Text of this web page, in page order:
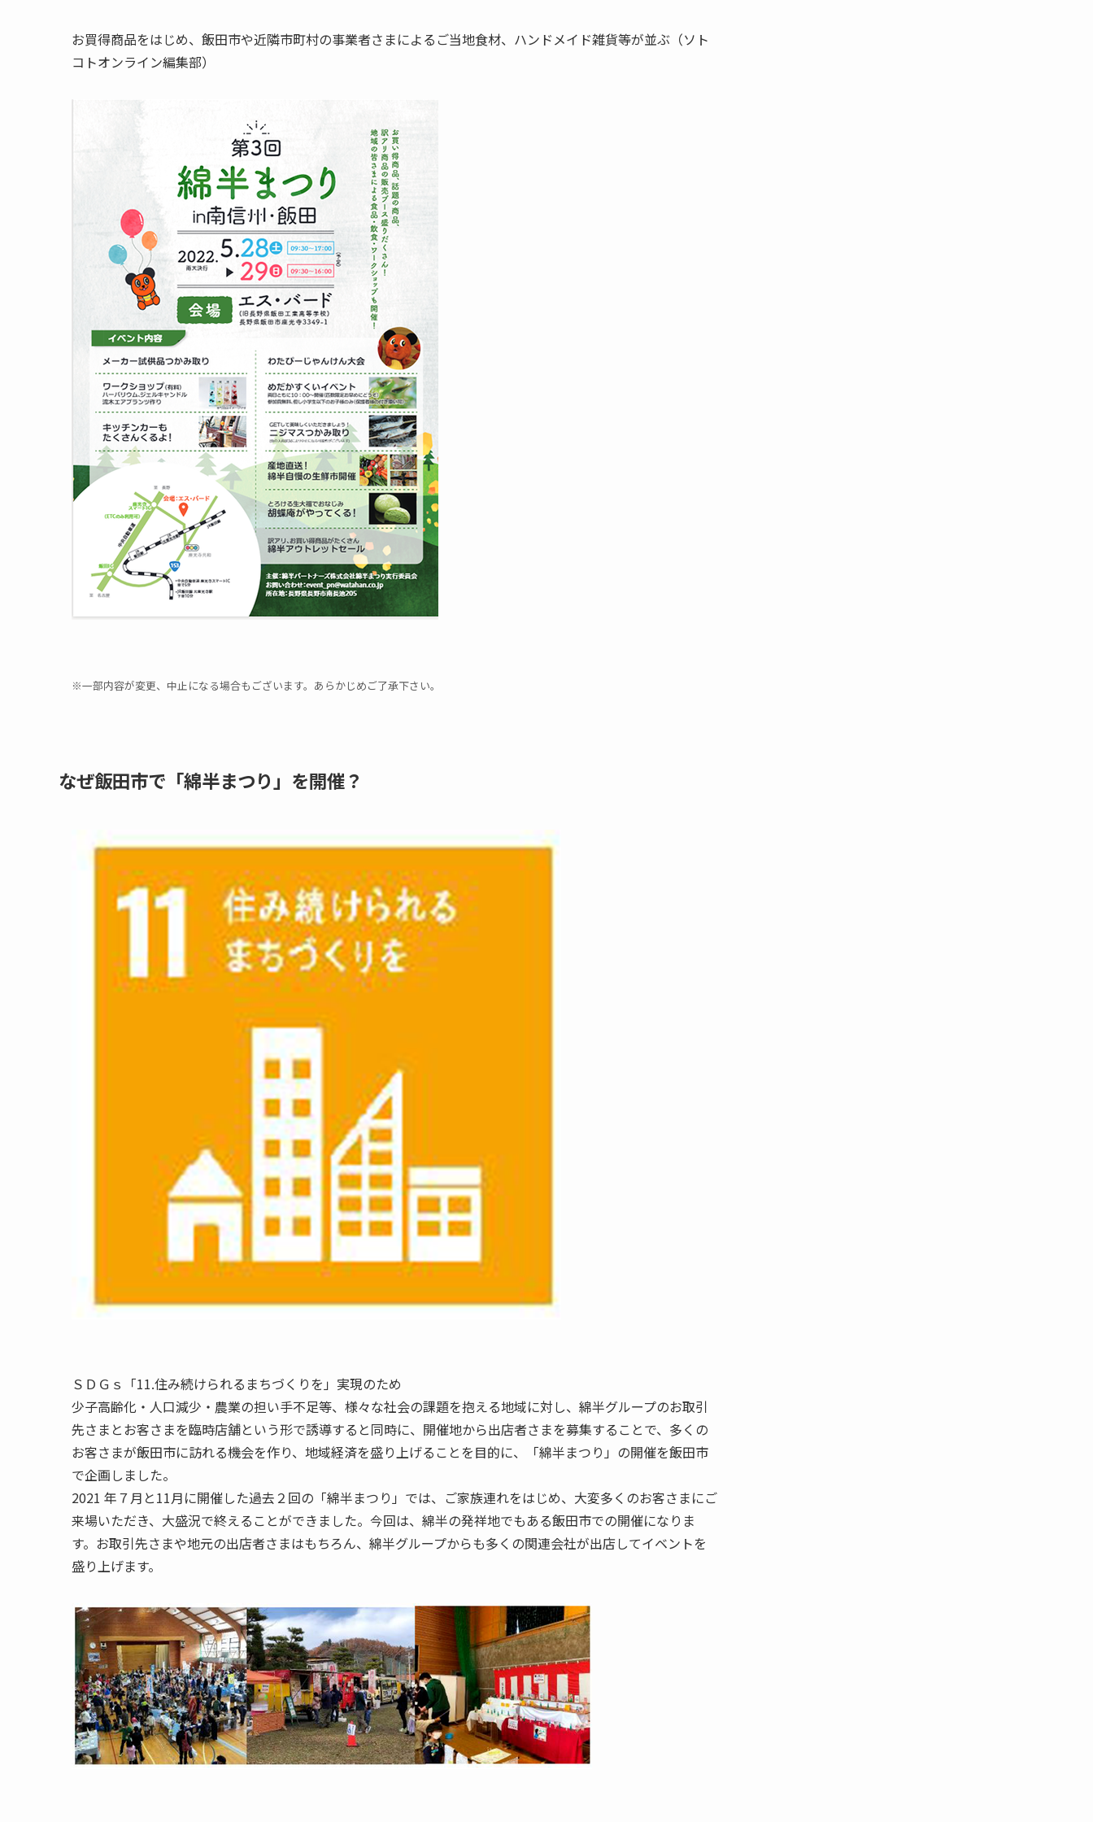
お買得商品をはじめ、飯田市や近隣市町村の事業者さまによるご当地食材、ハンドメイド雑貨等が並ぶ（ソト
コトオンライン編集部）
※一部内容が変更、中止になる場合もございます。あらかじめご了承下さい。
なぜ飯田市で「綿半まつり」を開催？
ＳＤＧｓ「11.住み続けられるまちづくりを」実現のため
少子高齢化・人口減少・農業の担い手不足等、様々な社会の課題を抱える地域に対し、綿半グループのお取引
先さまとお客さまを臨時店舗という形で誘導すると同時に、開催地から出店者さまを募集することで、多くの
お客さまが飯田市に訪れる機会を作り、地域経済を盛り上げることを目的に、「綿半まつり」の開催を飯田市
で企画しました。
2021 年７月と11月に開催した過去２回の「綿半まつり」では、ご家族連れをはじめ、大変多くのお客さまにご
来場いただき、大盛況で終えることができました。今回は、綿半の発祥地でもある飯田市での開催になりま
す。お取引先さまや地元の出店者さまはもちろん、綿半グループからも多くの関連会社が出店してイベントを
盛り上げます。